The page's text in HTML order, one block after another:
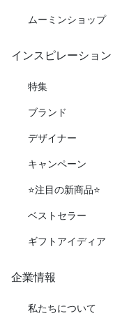
ムーミンショップ
インスピレーション
特集
ブランド
デザイナー
キャンペーン
⭐️注目の新商品⭐️
ベストセラー
ギフトアイディア
企業情報
私たちについて